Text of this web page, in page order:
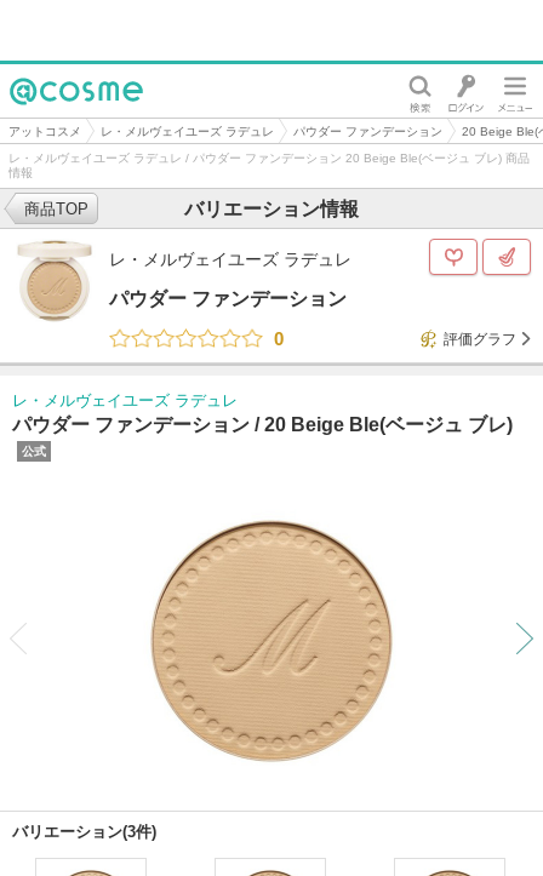
@cosme
アットコスメ レ・メルヴェイユーズ ラデュレ パウダー ファンデーション
20 Beige Ble(
レ・メルヴェイユーズ ラデュレ / パウダー ファンデーション 20 Beige Ble(ベージュ ブレ) 商品
情報
バリエーション情報
商品TOP
レ・メルヴェイユーズ ラデュレ
パウダー ファンデーション
0
評価グラフ
レ・メルヴェイユーズ ラデュレ
パウダー ファンデーション /20 Beige Ble(ベージュ ブレ)
公式
バリエーション(3件)